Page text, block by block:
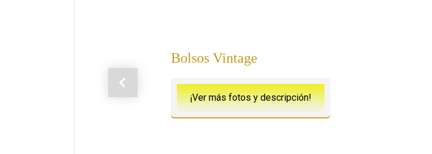
Bolsos Vintage
¡Ver más fotos y descripción!
Anterior